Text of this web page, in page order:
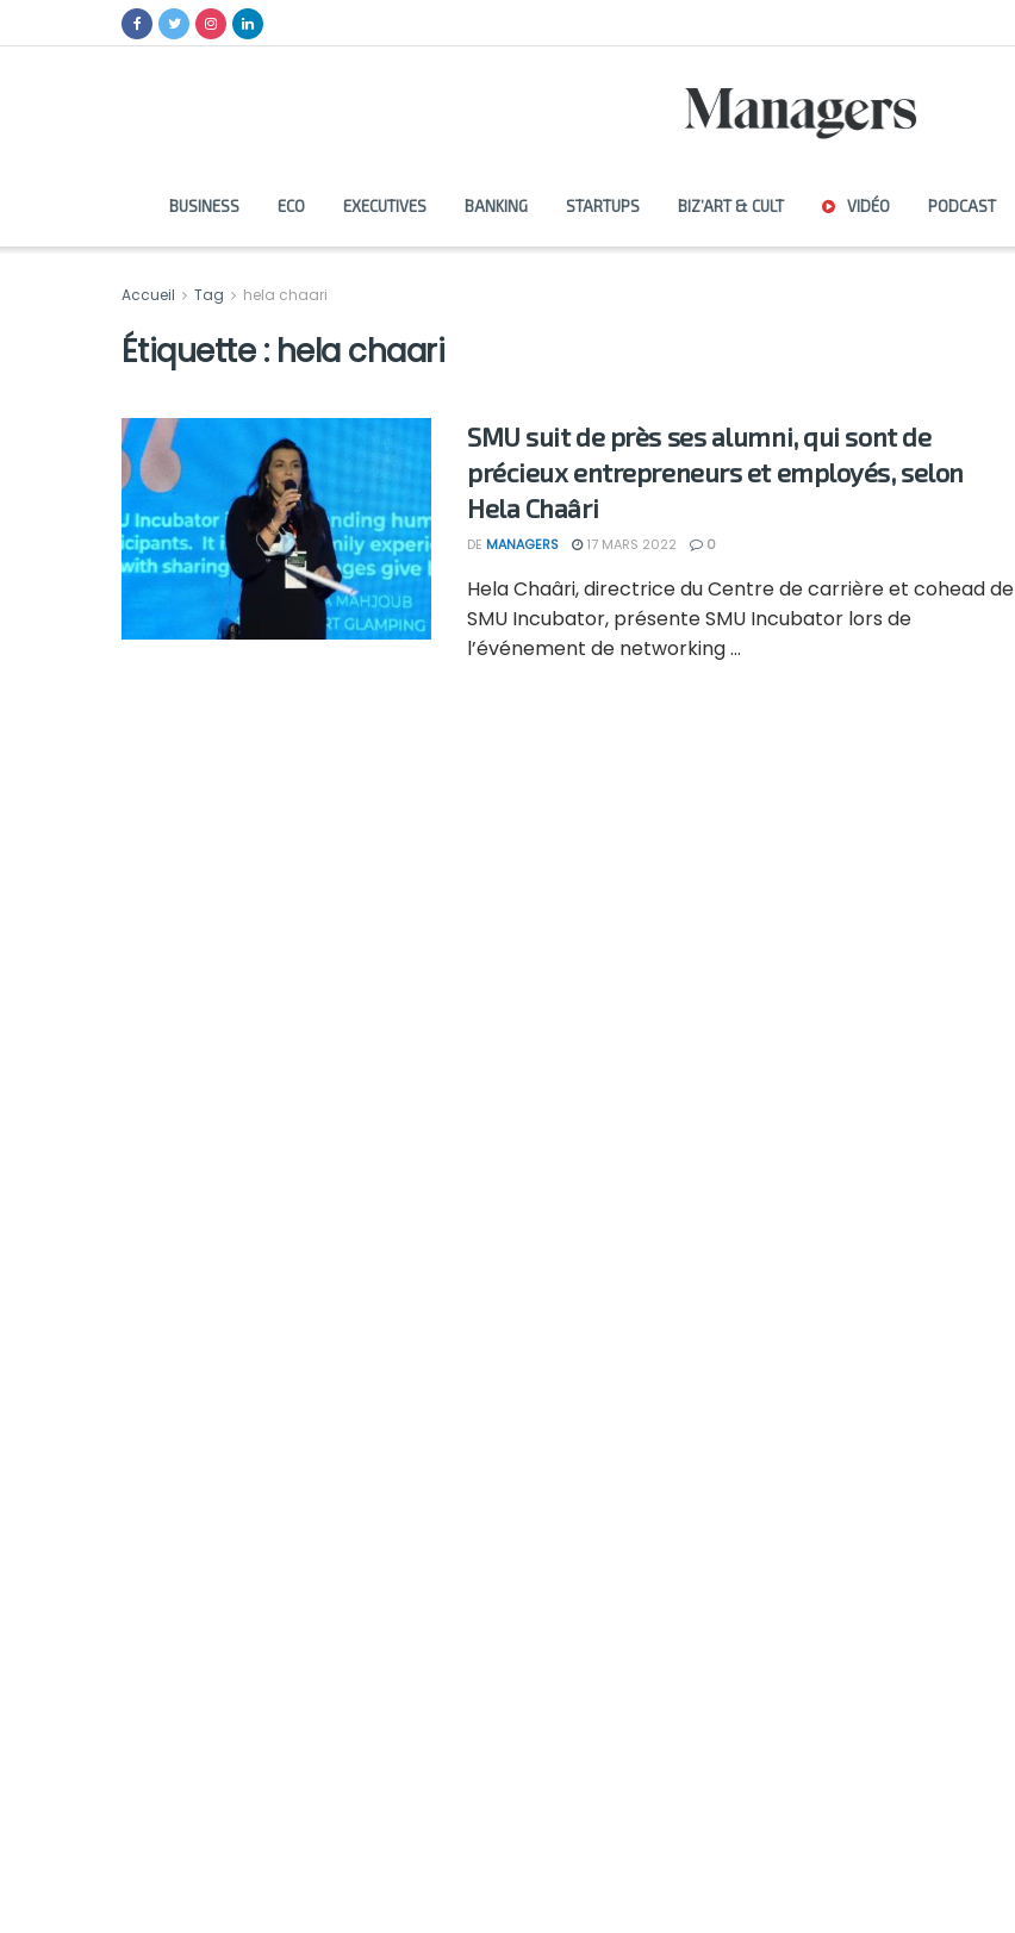
BUSINESS ECO EXECUTIVES BANKING STARTUPS BIZ’ART & CULT VIDÉO PODCAST
Accueil Tag hela chaari
Étiquette : hela chaari
SMU suit de près ses alumni, qui sont de
précieux entrepreneurs et employés, selon
Hela Chaâri
DE MANAGERS 17 MARS 2022 0
Hela Chaâri, directrice du Centre de carrière et cohead de
SMU Incubator, présente SMU Incubator lors de
l’événement de networking ...